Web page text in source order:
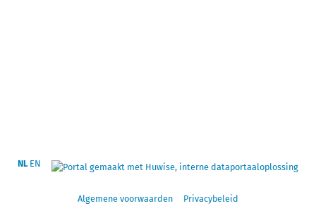
NL EN
Algemene voorwaarden Privacybeleid